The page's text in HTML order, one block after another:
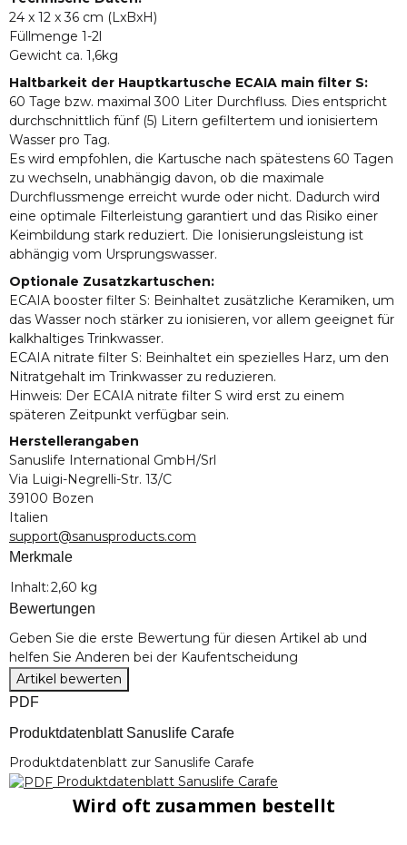
24 x 12 x 36 cm (LxBxH)
Füllmenge 1-2l
Gewicht ca. 1,6kg
Haltbarkeit der Hauptkartusche ECAIA main filter S:
60 Tage bzw. maximal 300 Liter Durchfluss. Dies entspricht
durchschnittlich fünf (5) Litern gefiltertem und ionisiertem
Wasser pro Tag.
Es wird empfohlen, die Kartusche nach spätestens 60 Tagen
zu wechseln, unabhängig davon, ob die maximale
Durchflussmenge erreicht wurde oder nicht. Dadurch wird
eine optimale Filterleistung garantiert und das Risiko einer
Keimbildung stark reduziert. Die Ionisierungsleistung ist
abhängig vom Ursprungswasser.
Optionale Zusatzkartuschen:
ECAIA booster filter S: Beinhaltet zusätzliche Keramiken, um
das Wasser noch stärker zu ionisieren, vor allem geeignet für
kalkhaltiges Trinkwasser.
ECAIA nitrate filter S: Beinhaltet ein spezielles Harz, um den
Nitratgehalt im Trinkwasser zu reduzieren.
Hinweis: Der ECAIA nitrate filter S wird erst zu einem
späteren Zeitpunkt verfügbar sein.
Herstellerangaben
Sanuslife International GmbH/Srl
Via Luigi-Negrelli-Str. 13/C
39100 Bozen
Italien
support@sanusproducts.com
Merkmale
Produkteigenschaft
Wert
Inhalt:2,60 kg
Bewertungen
Geben Sie die erste Bewertung für diesen Artikel ab und
helfen Sie Anderen bei der Kaufentscheidung
Artikel bewerten
PDF
Produktdatenblatt Sanuslife Carafe
Produktdatenblatt zur Sanuslife Carafe
Produktdatenblatt Sanuslife Carafe
Wird oft zusammen bestellt